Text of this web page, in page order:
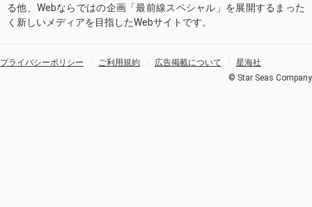
る他、Webならではの企画「最前線スペシャル」を展開するまった
く新しいメディアを目指したWebサイトです。
プライバシーポリシー ご利用規約 広告掲載について
星海社
© Star Seas Company